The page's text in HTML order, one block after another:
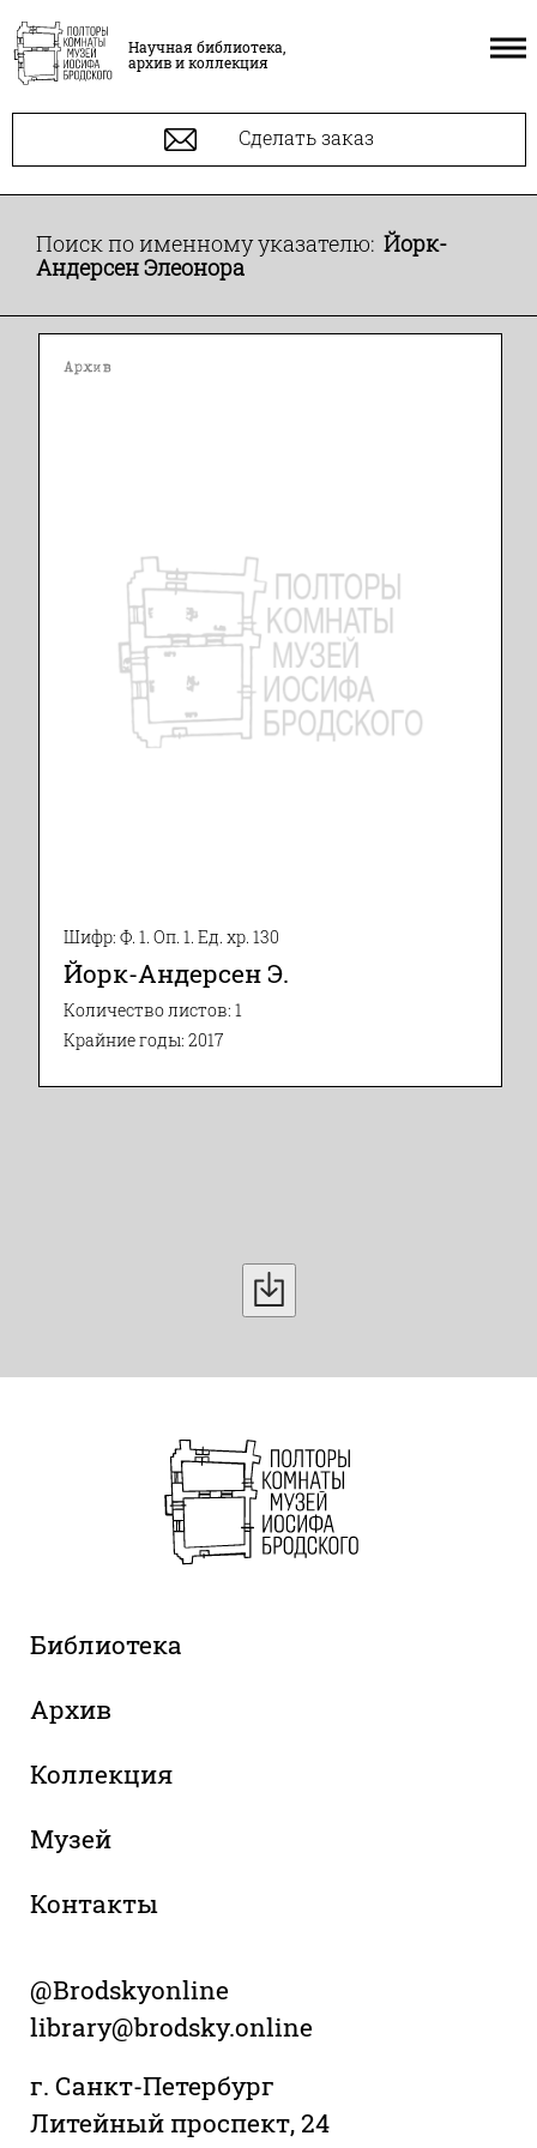
Научная библиотека,
архив и коллекция
Сделать заказ
Поиск по именному указателю: Йорк-
Андерсен Элеонора
Архив
Шифр: Ф. 1. Оп. 1. Ед. хр. 130
Йорк-Андерсен Э.
Количество листов: 1
Крайние годы: 2017
Библиотека
Архив
Коллекция
Музей
Контакты
@Brodskyonline
library@brodsky.online
г. Санкт-Петербург
Литейный проспект, 24